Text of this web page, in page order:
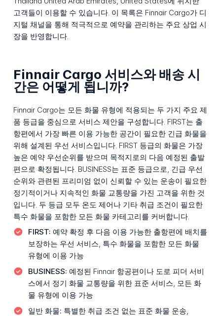
고객들이 이용할 수 있습니다. 이 목록은 Finnair Cargo가 디
지털 채널을 통해 적극적으로 예약을 관리하는 주요 상업 시
장을 반영합니다.
Finnair Cargo 서비스와 배송 시
간은 어떻게 됩니까?
Finnair Cargo는 모든 화물 유형에 적용되는 두 가지 주요 제
품 등급을 중심으로 서비스 제안을 구성합니다. FIRST는 출
항편에서 가장 빠른 이용 가능한 공간이 필요한 긴급 화물을
위해 설계된 우선 서비스입니다. FIRST 등급의 화물은 가장
높은 예약 우선순위를 받으며 목적지로의 다음 예정된 출발
편으로 확정됩니다. BUSINESS는 표준 등급으로, 긴급 우선
순위와 관련된 프리미엄 없이 신뢰할 수 있는 운송이 필요한
정기적이거나 지속적인 화물 교통량을 가진 고객을 위한 것
입니다. 두 등급 모두 온도 제어나 기타 취급 조건이 필요한
특수 화물을 포함한 모든 화물 카테고리를 커버합니다.
FIRST: 예약 확정 후 다음 이용 가능한 출항편에 배치를
보장하는 우선 서비스, 특수 화물을 포함한 모든 화물
유형에 이용 가능
BUSINESS: 예정된 Finnair 항공편이나 도로 피더 서비
스에서 정기 화물 교통량을 위한 표준 서비스, 모든 화
물 유형에 이용 가능
일반 화물: 특별한 취급 조건 없는 표준 화물 운송,